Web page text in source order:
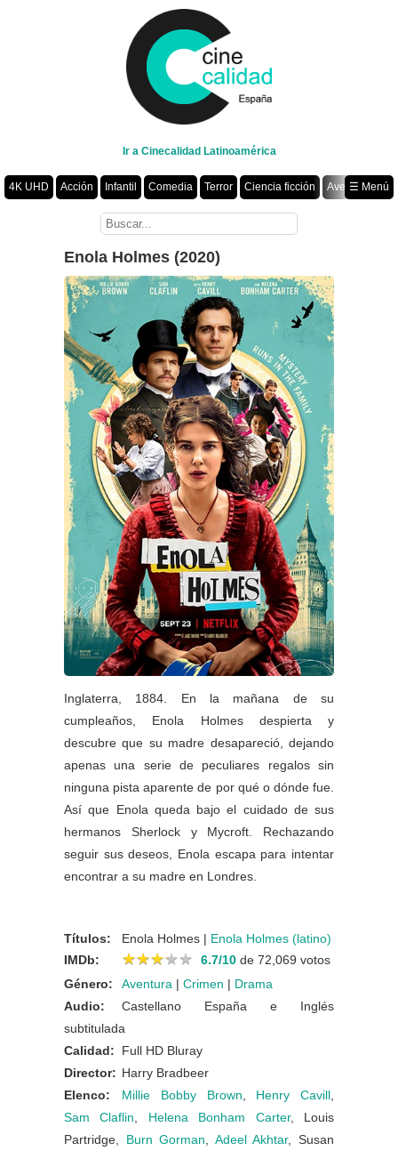
Ir a Cinecalidad Latinoamérica
4K UHD Acción Infantil Comedia Terror Ciencia ficción
Aventura
Romance Fantasía Drama Animación Crimen
☰ Menú
Enola Holmes (2020)
Inglaterra, 1884. En la mañana de su
cumpleaños, Enola Holmes despierta y
descubre que su madre desapareció, dejando
apenas una serie de peculiares regalos sin
ninguna pista aparente de por qué o dónde fue.
Así que Enola queda bajo el cuidado de sus
hermanos Sherlock y Mycroft. Rechazando
seguir sus deseos, Enola escapa para intentar
encontrar a su madre en Londres.
Títulos: Enola Holmes | Enola Holmes (latino)
IMDb:
★★★★★
★★★★★ 6.7/10 de 72,069 votos
Género:
Aventura | Crimen | Drama
Audio:
Castellano España e Inglés
subtitulada
Calidad:
Full HD Bluray
Director: Harry Bradbeer
Elenco:
Millie Bobby Brown, Henry Cavill,
Sam Claflin, Helena Bonham Carter, Louis
Partridge, Burn Gorman, Adeel Akhtar, Susan